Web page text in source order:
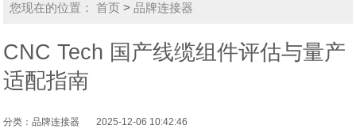
您现在的位置： 首页 >品牌连接器
CNC Tech 国产线缆组件评估与量产
适配指南
分类：品牌连接器2025-12-06 10:42:46